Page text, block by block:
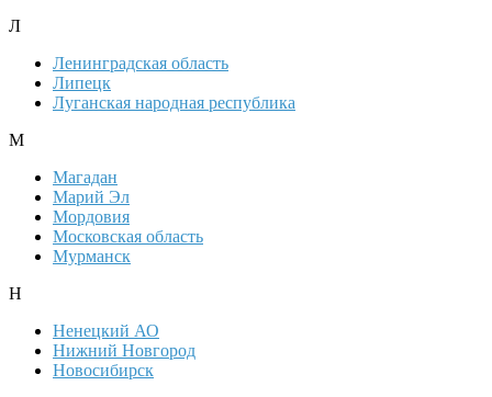
Л
Ленинградская область
Липецк
Луганская народная республика
М
Магадан
Марий Эл
Мордовия
Московская область
Мурманск
Н
Ненецкий АО
Нижний Новгород
Новосибирск